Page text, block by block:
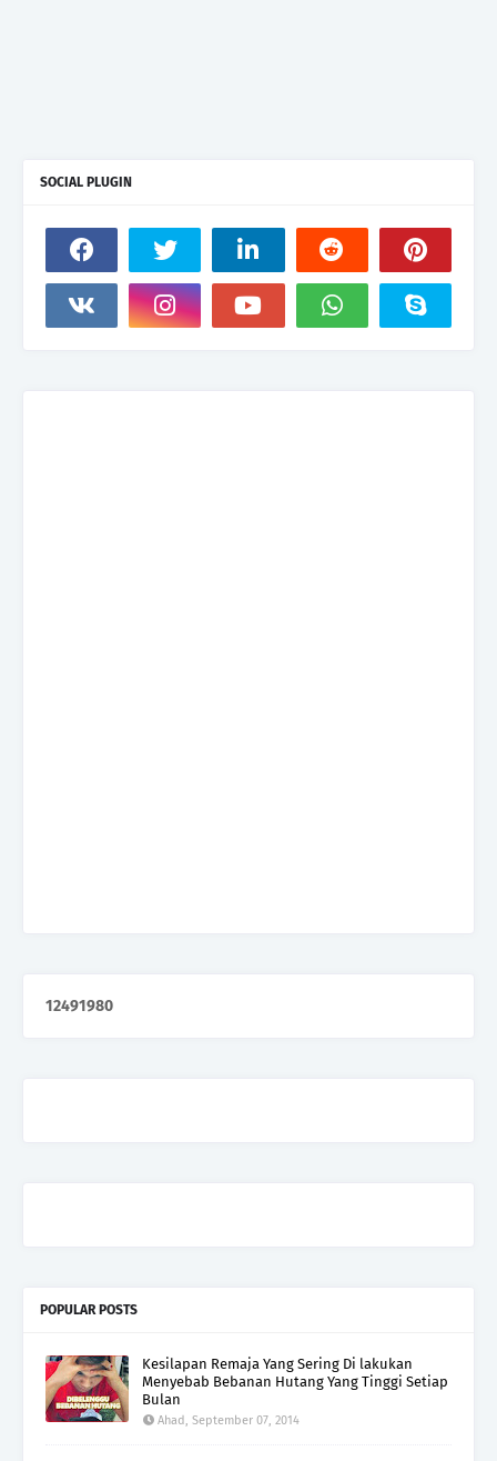
SOCIAL PLUGIN
12491980
POPULAR POSTS
Kesilapan Remaja Yang Sering Di lakukan
Menyebab Bebanan Hutang Yang Tinggi Setiap
Bulan
Ahad, September 07, 2014